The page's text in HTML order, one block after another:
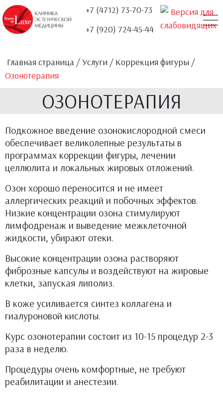
+7 (4712) 73-70-73
+7 (920) 724-45-44
Главная страница /Услуги / Коррекция фигуры /
Озонотерапия
ОЗОНОТЕРАПИЯ
Подкожное введение озонокислородной смеси
обеспечивает великолепные результаты в
программах коррекции фигуры, лечении
целлюлита и локальных жировых отложений.
Озон хорошо переносится и не имеет
аллергических реакций и побочных эффектов.
Низкие концентрации озона стимулируют
лимфодренаж и выведение межклеточной
жидкости, убирают отеки.
Высокие концентрации озона растворяют
фиброзные капсулы и воздействуют на жировые
клетки, запуская липолиз.
В коже усиливается синтез коллагена и
гиалуроновой кислоты.
Курс озонотерапии состоит из 10-15 процедур 2-3
раза в неделю.
Процедуры очень комфортные, не требуют
реабилитации и анестезии.